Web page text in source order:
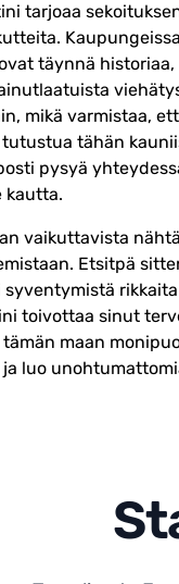
tarjoaa
täynnä historiaa,
mikä varmistaa,
tähän
pysyä
kautta.
vaikuttavista
Etsitpä
toivottaa sinut
maan
luo